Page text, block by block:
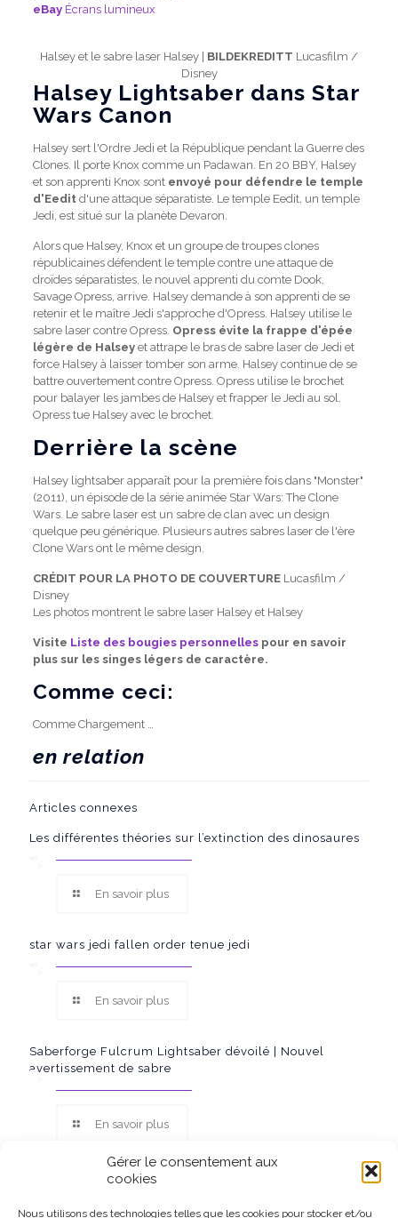
Gérer le consentement aux
cookies
Nous utilisons des technologies telles que les cookies pour stocker et/ou
eBayÉcrans lumineux
Halsey et le sabre laser Halsey | BILDEKREDITT Lucasfilm /
Disney
Halsey Lightsaber dans Star
Wars Canon
Halsey sert l'Ordre Jedi et la République pendant la Guerre des
Clones. Il porte Knox comme un Padawan. En 20 BBY, Halsey
et son apprenti Knox sont envoyé pour défendre le temple
d'Eeditd'une attaque séparatiste. Le temple Eedit, un temple
Jedi, est situé sur la planète Devaron.
Alors que Halsey, Knox et un groupe de troupes clones
républicaines défendent le temple contre une attaque de
droïdes séparatistes, le nouvel apprenti du comte Dook,
Savage Opress, arrive. Halsey demande à son apprenti de se
retenir et le maître Jedi s'approche d'Opress. Halsey utilise le
sabre laser contre Opress. Opress évite la frappe d'épée
légère de Halseyet attrape le bras de sabre laser de Jedi et
force Halsey à laisser tomber son arme. Halsey continue de se
battre ouvertement contre Opress. Opress utilise le brochet
pour balayer les jambes de Halsey et frapper le Jedi au sol.
Opress tue Halsey avec le brochet.
Derrière la scène
Halsey lightsaber apparaît pour la première fois dans "Monster"
(2011), un épisode de la série animée Star Wars: The Clone
Wars. Le sabre laser est un sabre de clan avec un design
quelque peu générique. Plusieurs autres sabres laser de l'ère
Clone Wars ont le même design.
CRÉDIT POUR LA PHOTO DE COUVERTURE Lucasfilm /
Disney
Les photos montrent le sabre laser Halsey et Halsey
Visite Liste des bougies personnellespour en savoir
plus sur les singes légers de caractère.
Comme ceci:
Comme Chargement …
en relation
Articles connexes
Les différentes théories sur l’extinction des dinosaures
En savoir plus
star wars jedi fallen order tenue jedi
En savoir plus
Saberforge Fulcrum Lightsaber dévoilé | Nouvel
avertissement de sabre
En savoir plus